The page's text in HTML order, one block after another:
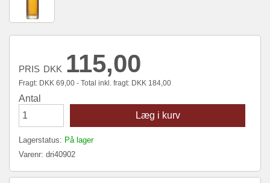
PRIS DKK 115,00
Fragt: DKK 69,00 - Total inkl. fragt: DKK 184,00
Antal
Læg i kurv
Lagerstatus: På lager
Varenr: dri40902